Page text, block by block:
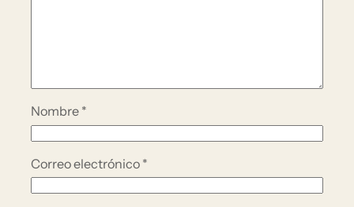
Nombre *
Correo electrónico *